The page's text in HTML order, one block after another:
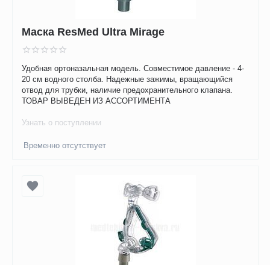
Маска ResMed Ultra Mirage
Удобная ортоназальная модель. Совместимое давление - 4-
20 см водного столба. Надежные зажимы, вращающийся
отвод для трубки, наличие предохранительного клапана.
ТОВАР ВЫВЕДЕН ИЗ АССОРТИМЕНТА
Узнать о поступлении
Временно отсутствует